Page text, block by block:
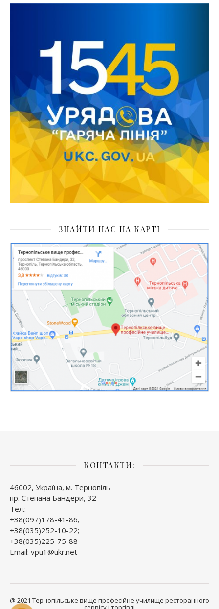
ЗНАЙТИ НАС НА КАРТІ
КОНТАКТИ:
46002, Україна, м. Тернопіль
пр. Степана Бандери, 32
Тел.:
+38(097)178-41-86;
+38(035)252-10-22;
+38(035)225-75-88
Email: vpu1@ukr.net
@ 2021 Тернопільське вище професійне училище ресторанного
сервісу і торгівлі